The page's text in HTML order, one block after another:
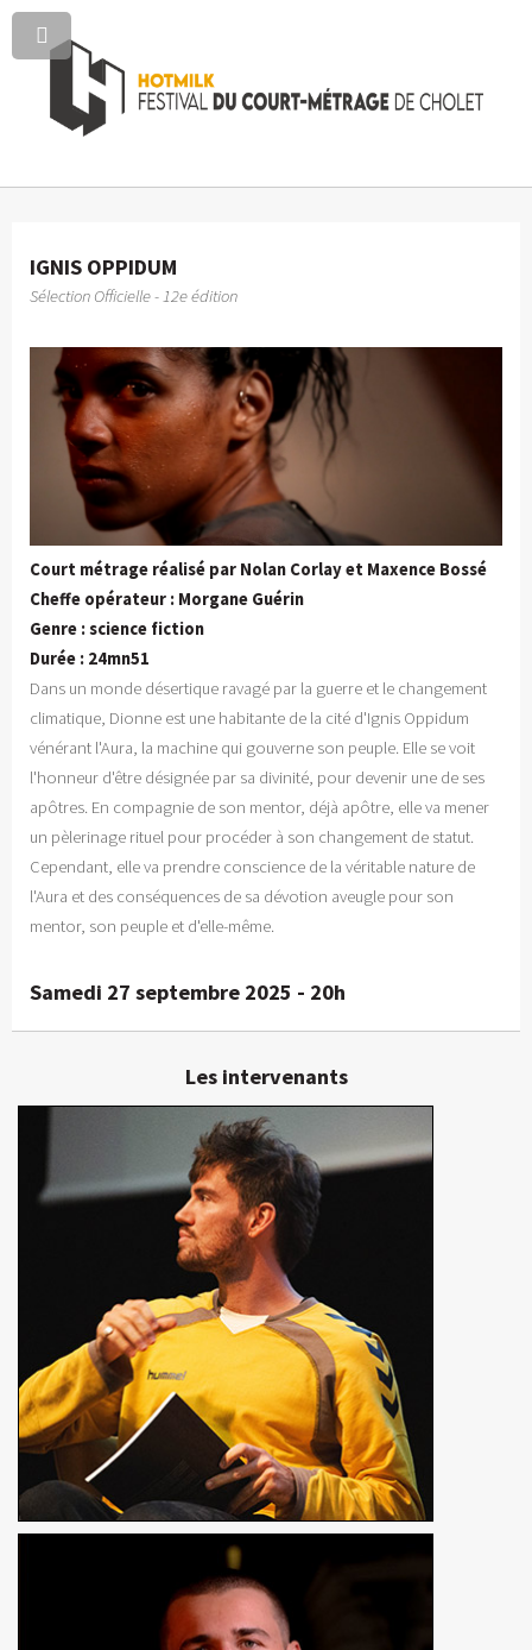
IGNIS OPPIDUM
Sélection Officielle - 12e édition
Court métrage réalisé par Nolan Corlay et Maxence Bossé
Cheffe opérateur : Morgane Guérin
Genre : science fiction
Durée : 24mn51
Dans un monde désertique ravagé par la guerre et le changement
climatique, Dionne est une habitante de la cité d'Ignis Oppidum
vénérant l'Aura, la machine qui gouverne son peuple. Elle se voit
l'honneur d'être désignée par sa divinité, pour devenir une de ses
apôtres. En compagnie de son mentor, déjà apôtre, elle va mener
un pèlerinage rituel pour procéder à son changement de statut.
Cependant, elle va prendre conscience de la véritable nature de
l'Aura et des conséquences de sa dévotion aveugle pour son
mentor, son peuple et d'elle-même.
Samedi 27 septembre 2025 - 20h
Les intervenants
En détails